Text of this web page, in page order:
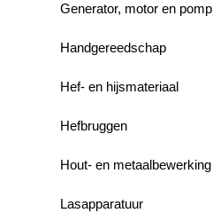
Generator, motor en pomp
Handgereedschap
Hef- en hijsmateriaal
Hefbruggen
Hout- en metaalbewerking
Lasapparatuur